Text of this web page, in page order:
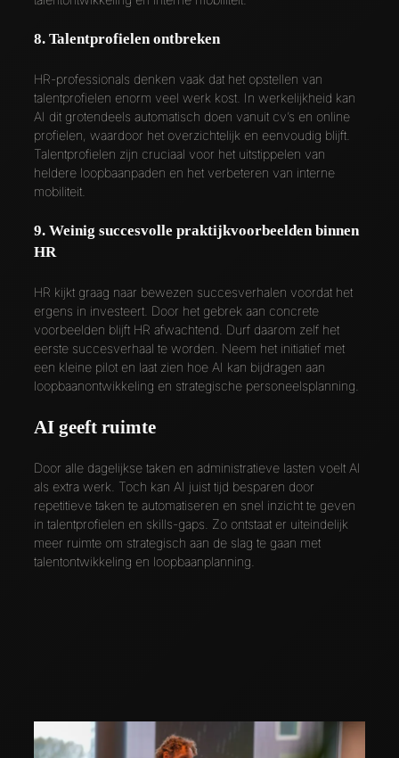
8. Talentprofielen ontbreken
HR-professionals denken vaak dat het opstellen van
talentprofielen enorm veel werk kost. In werkelijkheid kan
AI dit grotendeels automatisch doen vanuit cv’s en online
profielen, waardoor het overzichtelijk en eenvoudig blijft.
Talentprofielen zijn cruciaal voor het uitstippelen van
heldere loopbaanpaden en het verbeteren van interne
mobiliteit.
9. Weinig succesvolle praktijkvoorbeelden binnen
HR
HR kijkt graag naar bewezen succesverhalen voordat het
ergens in investeert. Door het gebrek aan concrete
voorbeelden blijft HR afwachtend. Durf daarom zelf het
eerste succesverhaal te worden. Neem het initiatief met
een kleine pilot en laat zien hoe AI kan bijdragen aan
loopbaanontwikkeling en strategische personeelsplanning.
AI geeft ruimte
Door alle dagelijkse taken en administratieve lasten voelt AI
als extra werk. Toch kan AI juist tijd besparen door
repetitieve taken te automatiseren en snel inzicht te geven
in talentprofielen en skills-gaps. Zo ontstaat er uiteindelijk
meer ruimte om strategisch aan de slag te gaan met
talentontwikkeling en loopbaanplanning.